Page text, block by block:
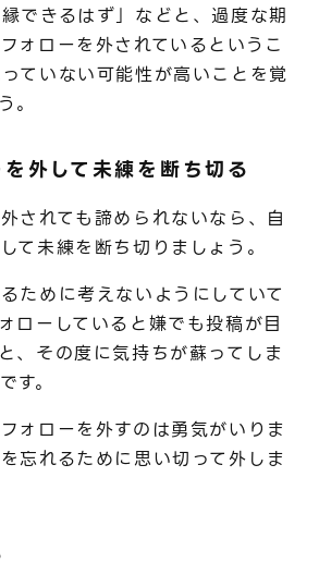
できるはず」などと、過度な期
ォローを外されているというこ
ていない可能性が高いことを覚
。
外して未練を断ち切る
されても諦められないなら、自
て未練を断ち切りましょう。
ために考えないようにしていて
ローしていると嫌でも投稿が目
、その度に気持ちが蘇ってしま
す。
ォローを外すのは勇気がいりま
忘れるために思い切って外しま